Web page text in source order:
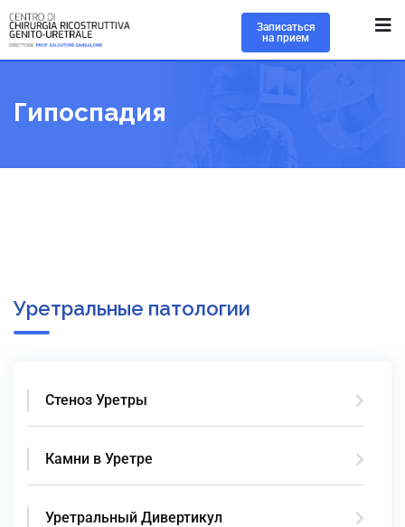
Записаться
на прием
Гипоспадия
Уретральные патологии
Стеноз Уретры
Камни в Уретре
Уретральный Дивертикул